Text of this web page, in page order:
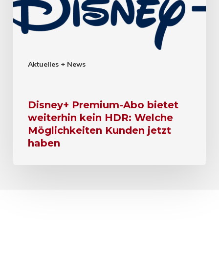
Aktuelles + News
Disney+ Premium-Abo bietet
weiterhin kein HDR: Welche
Möglichkeiten Kunden jetzt
haben